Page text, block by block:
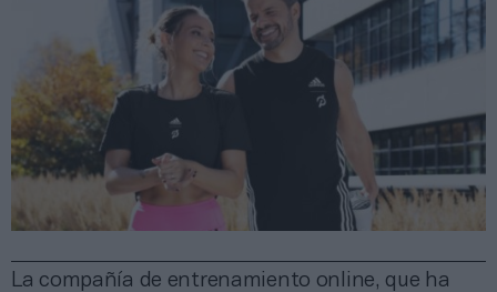
La compañía de entrenamiento online, que ha